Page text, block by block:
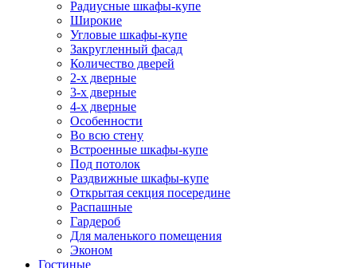
Радиусные шкафы-купе
Широкие
Угловые шкафы-купе
Закругленный фасад
Количество дверей
2-х дверные
3-х дверные
4-х дверные
Особенности
Во всю стену
Встроенные шкафы-купе
Под потолок
Раздвижные шкафы-купе
Открытая секция посередине
Распашные
Гардероб
Для маленького помещения
Эконом
Гостиные